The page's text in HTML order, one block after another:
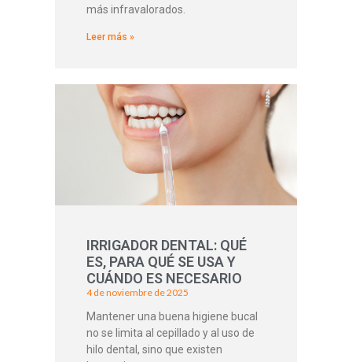
más infravalorados.
Leer más »
IRRIGADOR DENTAL: QUÉ
ES, PARA QUÉ SE USA Y
CUÁNDO ES NECESARIO
4 de noviembre de 2025
Mantener una buena higiene bucal
no se limita al cepillado y al uso de
hilo dental, sino que existen